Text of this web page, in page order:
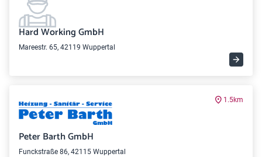
Hard Working GmbH
Mareestr. 65, 42119 Wuppertal
1.5km
Peter Barth GmbH
Funckstraße 86, 42115 Wuppertal